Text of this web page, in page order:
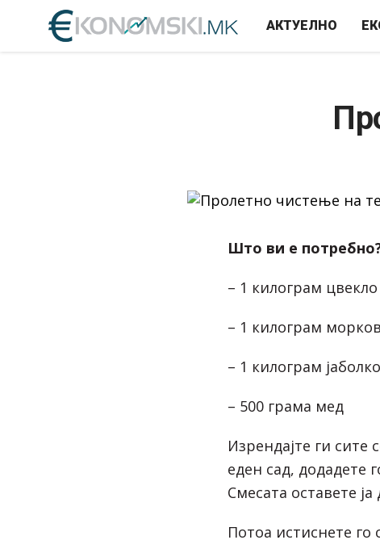
АКТУЕЛНО
Што ви е
– 1 килограм цвекло
– 1 килограм морков
– 1 килограм јаболко
– 500 грама мед
Изрендајте ги сите
еден сад, додадете
Смесата оставете
Потоа истиснете го